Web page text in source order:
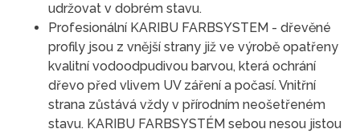
udržovat v dobrém stavu.
Profesionální KARIBU FARBSYSTEM - dřevěné
profily jsou z vnější strany již ve výrobě opatřeny
kvalitní vodoodpudivou barvou, která ochrání
dřevo před vlivem UV záření a počasí. Vnitřní
strana zůstává vždy v přírodním neošetřeném
stavu. KARIBU FARBSYSTÉM sebou nesou jistou